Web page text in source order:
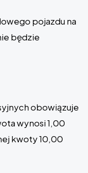
pojazdu na
będzie
obowiązuje
wynosi 1,00
kwoty 10,00